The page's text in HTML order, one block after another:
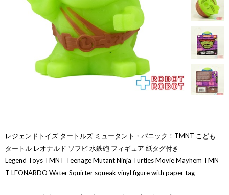
レジェンドトイズ タートルズ ミュータント・パニック！TMNT こども
タートル レオナルド ソフビ 水鉄砲 フィギュア 紙タグ付き
Legend Toys TMNT Teenage Mutant Ninja Turtles Movie Mayhem TMN
T LEONARDO Water Squirter squeak vinyl figure with paper tag